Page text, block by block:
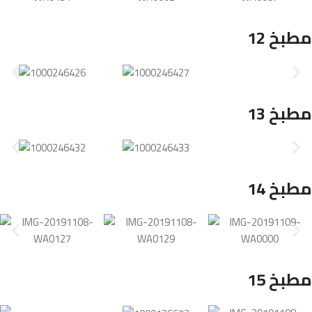
مطبخ 12
مطبخ 13
مطبخ 14
مطبخ 15